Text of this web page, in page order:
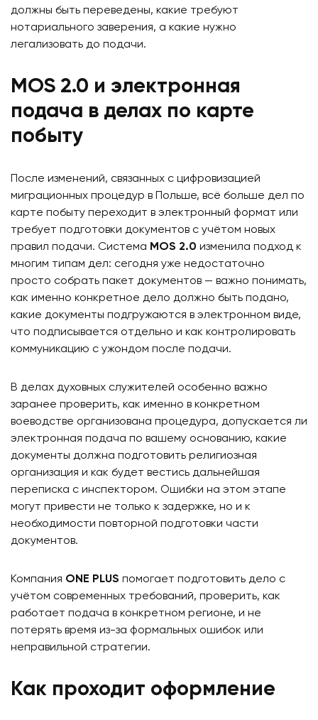
должны быть переведены, какие требуют
нотариального заверения, а какие нужно
легализовать до подачи.
MOS 2.0 и электронная
подача в делах по карте
побыту
После изменений, связанных с цифровизацией
миграционных процедур в Польше, всё больше дел по
карте побыту переходит в электронный формат или
требует подготовки документов с учётом новых
правил подачи. Система MOS 2.0 изменила подход к
многим типам дел: сегодня уже недостаточно
просто собрать пакет документов — важно понимать,
как именно конкретное дело должно быть подано,
какие документы подгружаются в электронном виде,
что подписывается отдельно и как контролировать
коммуникацию с ужондом после подачи.
В делах духовных служителей особенно важно
заранее проверить, как именно в конкретном
воеводстве организована процедура, допускается ли
электронная подача по вашему основанию, какие
документы должна подготовить религиозная
организация и как будет вестись дальнейшая
переписка с инспектором. Ошибки на этом этапе
могут привести не только к задержке, но и к
необходимости повторной подготовки части
документов.
Компания ONE PLUS помогает подготовить дело с
учётом современных требований, проверить, как
работает подача в конкретном регионе, и не
потерять время из-за формальных ошибок или
неправильной стратегии.
Как проходит оформление